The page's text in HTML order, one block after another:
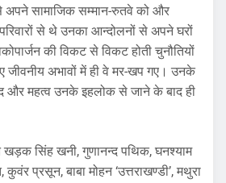
अपने सामाजिक सम्मान-रुतवे को और
परिवारों से थे उनका आन्दोलनों से अपने घरों
की विकट से विकट होती चुनौतियों
अभावों में ही वे मर-खप गए। उनके
और महत्व उनके इहलोक से जाने के बाद ही
खड़क सिंह खनी, गुणानन्द पथिक, घनश्याम
कुवंर प्रसून, बाबा मोहन ‘उत्तराखण्डी’, मथुरा